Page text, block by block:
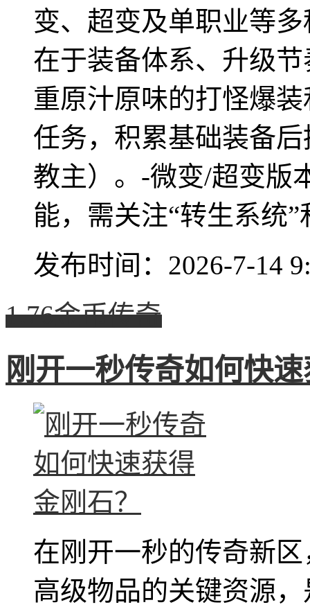
变、超变及单职业等
在于装备体系、升级
重原汁原味的打怪爆
任务，积累基础装备
教主）。-微变/超变版
能，需关注“转生系统”
发布时间：2026-7-14
1.76金币传奇
刚开一秒传奇如何快
在刚开一秒的传奇新
高级物品的关键资源